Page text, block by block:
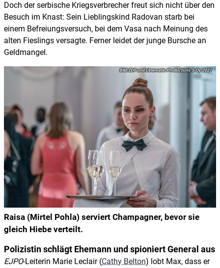
Doch der serbische Kriegsverbrecher freut sich nicht über den
Besuch im Knast: Sein Lieblingskind Radovan starb bei
einem Befreiungsversuch, bei dem Vasa nach Meinung des
alten Fieslings versagte. Ferner leidet der junge Bursche an
Geldmangel.
Raisa (Mirtel Pohla) serviert Champagner, bevor sie
gleich Hiebe verteilt.
ZDF und Cinematic Productions S Oy 2021
Polizistin schlägt Ehemann und spioniert General aus
EJPO-Leiterin Marie Leclair (Cathy Belton) lobt Max, dass er